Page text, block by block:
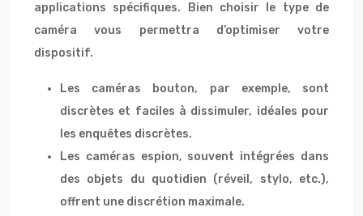
applications spécifiques. Bien choisir le type de
caméra vous permettra d’optimiser votre
dispositif.
Les caméras bouton, par exemple, sont
discrètes et faciles à dissimuler, idéales pour
les enquêtes discrètes.
Les caméras espion, souvent intégrées dans
des objets du quotidien (réveil, stylo, etc.),
offrent une discrétion maximale.